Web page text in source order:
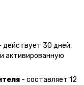
действует 30 дней,
активированную
- составляет 12